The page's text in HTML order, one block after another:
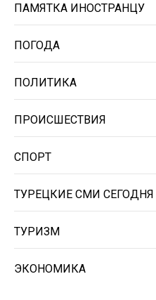
ПАМЯТКА ИНОСТРАНЦУ
ПОГОДА
ПОЛИТИКА
ПРОИСШЕСТВИЯ
СПОРТ
ТУРЕЦКИЕ СМИ СЕГОДНЯ
ТУРИЗМ
ЭКОНОМИКА